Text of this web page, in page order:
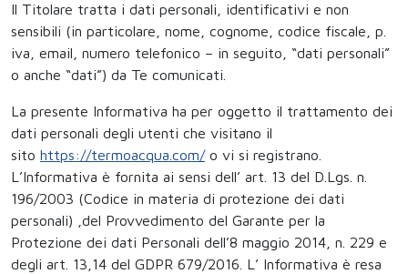
Il Titolare tratta i dati personali, identificativi e non
sensibili (in particolare, nome, cognome, codice fiscale, p.
iva, email, numero telefonico – in seguito, “dati personali”
o anche “dati”) da Te comunicati.
La presente Informativa ha per oggetto il trattamento dei
dati personali degli utenti che visitano il
sito https://termoacqua.com/o vi si registrano.
L’Informativa è fornita ai sensi dell’ art. 13 del D.Lgs. n.
196/2003 (Codice in materia di protezione dei dati
personali) ,del Provvedimento del Garante per la
Protezione dei dati Personali dell’8 maggio 2014, n. 229 e
degli art. 13,14 del GDPR 679/2016. L’ Informativa è resa